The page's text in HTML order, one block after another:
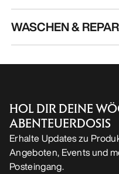
WASCHEN &
HOL DIR DEINE
ABENTEUERDOSIS
Erhalte Updates zu
Angeboten, Events und
Posteingang.